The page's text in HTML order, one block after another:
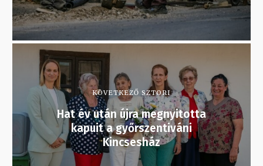
KÖVETKEZŐ SZTORI
Hat év után újra megnyitotta
kapuit a győrszentiváni
Kincsesház